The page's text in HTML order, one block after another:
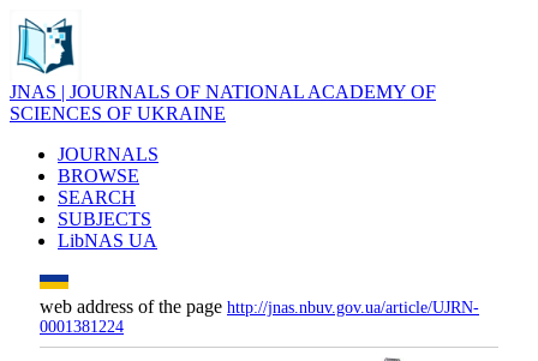
JNAS | JOURNALS OF NATIONAL ACADEMY OF
SCIENCES OF UKRAINE
JOURNALS
BROWSE
SEARCH
SUBJECTS
LibNAS UA
web address of the page http://jnas.nbuv.gov.ua/article/UJRN-
0001381224